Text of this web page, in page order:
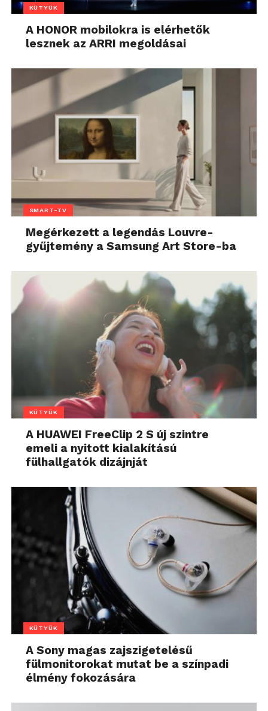
KÜTYÜK
A HONOR mobilokra is elérhetők
lesznek az ARRI megoldásai
SMART-TV
Megérkezett a legendás Louvre-
gyűjtemény a Samsung Art Store-ba
KÜTYÜK
A HUAWEI FreeClip 2 S új szintre
emeli a nyitott kialakítású
fülhallgatók dizájnját
KÜTYÜK
A Sony magas zajszigetelésű
fülmonitorokat mutat be a színpadi
élmény fokozására